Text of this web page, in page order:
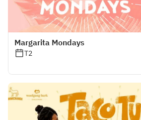
Margarita Mondays
T2